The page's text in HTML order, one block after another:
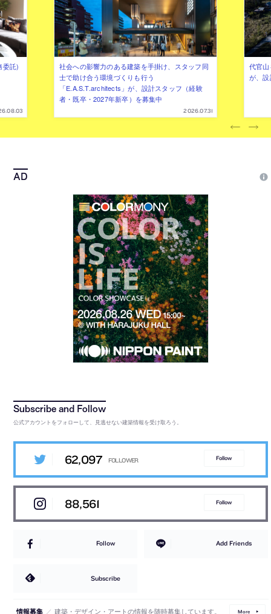
委託)
社会への影響力のある建築を手掛け、スタッフ同
士で助け合う環境づくりも行う
「E.A.S.T.architects」が、設計スタッフ（経験
者・既卒・2027年新卒）を募集中
2026.07.31
代官
が、
公式アカウントをフォローして、見逃せない建築情報を受け取ろう。
62,097 Follow
88,561 Follow
Follow Add Friends
Subscribe
情報募集 ／ 建築・デザイン・アートの情報を随時募集しています。 More